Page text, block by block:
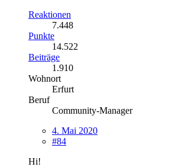
Reaktionen
7.448
Punkte
14.522
Beiträge
1.910
Wohnort
Erfurt
Beruf
Community-Manager
4. Mai 2020
#84
Hi!